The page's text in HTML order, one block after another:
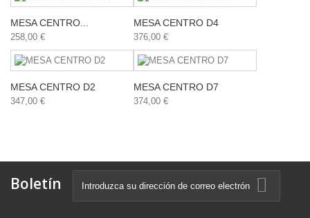
MESA CENTRO...
258,00 €
MESA CENTRO D4
376,00 €
MESA CENTRO D2
347,00 €
MESA CENTRO D7
374,00 €
Boletín